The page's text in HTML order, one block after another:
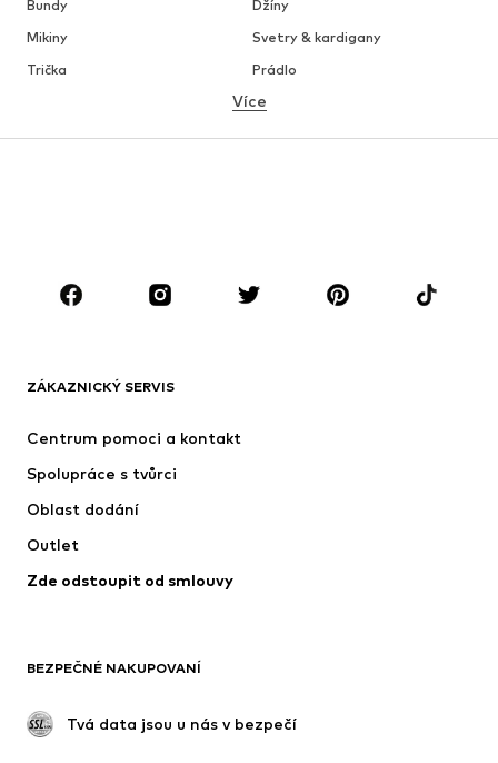
Bundy
Džíny
Mikiny
Svetry & kardigany
Trička
Prádlo
Košile
OBLEČENÍ
Bundy
Obleky & saka
Plavky
Příležitosti
Upcyklace
Nové
Kotníkové boty & kozačky
Polobotky
Více
ZÁKAZNICKÝ SERVIS
Centrum pomoci a kontakt
Spolupráce s tvůrci
Oblast dodání
Outlet
Zde odstoupit od smlouvy
BEZPEČNÉ NAKUPOVANÍ
Tvá data jsou u nás v bezpečí